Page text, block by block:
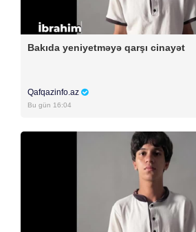
Bakıda yeniyetməyə qarşı cinayət
Qafqazinfo.az
Bu gün 16:04